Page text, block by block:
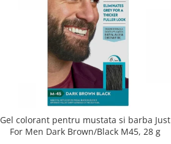
Gel colorant pentru mustata si barba Just
For Men Dark Brown/Black M45, 28 g